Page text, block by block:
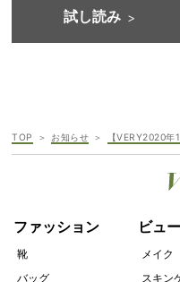
試し読み
TOP お知らせ 【VERY2020年
ファッション
靴
バッグ
ビュ
メイク
スキン